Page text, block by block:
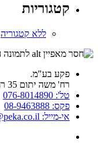
קטגוריות
ללא קטגוריה
פקע בע"מ.
רח' משה יתום 35 רחובות 7612000
טל': 076-8014890
פקס: 08-9463888
אי-מייל: info@peka.co.il